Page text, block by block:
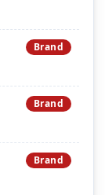
Brand
Brand
Brand